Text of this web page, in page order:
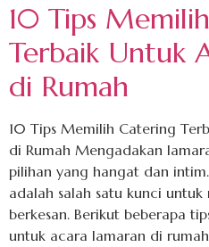
10 Tips
Terbaik Untuk
di Rumah
10 Tips Memilih Catering
di Rumah Mengadakan
pilihan yang hangat dan
adalah salah satu kunci
berkesan. Berikut beberapa
untuk acara lamaran di